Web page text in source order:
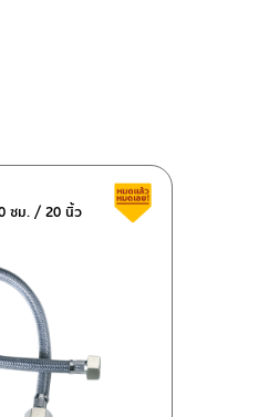
ซม. / 20 นิ้ว
Clearance sale